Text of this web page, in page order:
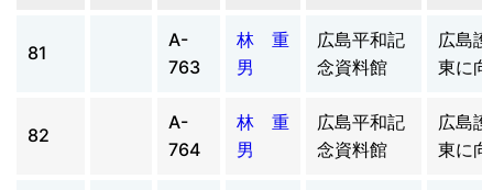
81
A-
763
林 重
男
広島平和記
念資料館
広島
東に
82
A-
764
林 重
男
広島平和記
念資料館
広島
東に